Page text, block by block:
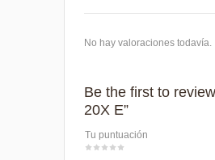
No hay valoraciones todavía.
Be the first to
20X E”
Tu puntuación